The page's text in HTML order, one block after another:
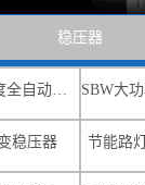
稳压器
高精度全自动交流稳压器
稳压器 节能路